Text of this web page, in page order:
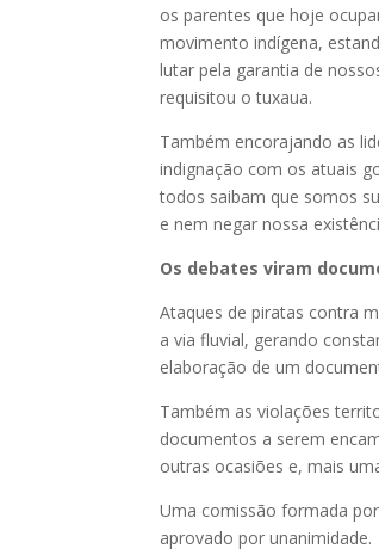
os parentes que hoje
movimento indígena,
lutar pela garantia de
requisitou o tuxaua.
Também encorajando as
indignação com os atuais
todos saibam que somos
e nem negar nossa
Os debates viram
Ataques de piratas contra
a via fluvial, gerando
elaboração de um
Também as violações
documentos a serem
outras ocasiões e, mais
Uma comissão formada
aprovado por unanimidade.